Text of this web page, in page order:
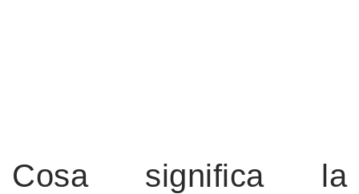
Cosa significa la